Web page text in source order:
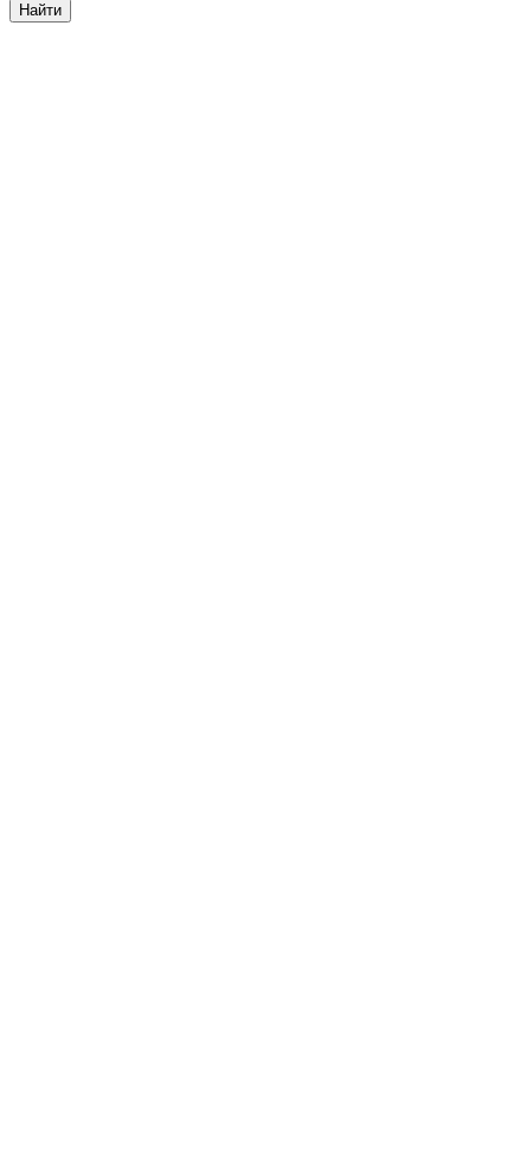
Найти